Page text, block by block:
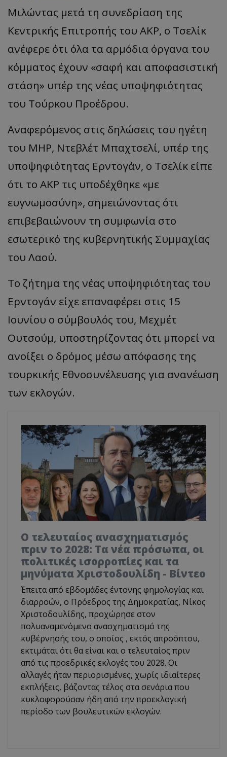
Μιλώντας μετά τη συνεδρίαση της
Κεντρικής Επιτροπής του AKP, ο Τσελίκ
ανέφερε ότι όλα τα αρμόδια όργανα του
κόμματος έχουν «σαφή και αποφασιστική
στάση» υπέρ της νέας υποψηφιότητας
του Τούρκου Προέδρου.
Αναφερόμενος στις δηλώσεις του ηγέτη
του MHP, Ντεβλέτ Μπαχτσελί, υπέρ της
υποψηφιότητας Ερντογάν, ο Τσελίκ είπε
ότι το AKP τις υποδέχθηκε «με
ευγνωμοσύνη», σημειώνοντας ότι
επιβεβαιώνουν τη συμφωνία στο
εσωτερικό της κυβερνητικής Συμμαχίας
του Λαού.
Το ζήτημα της νέας υποψηφιότητας του
Ερντογάν είχε επαναφέρει στις 15
Ιουνίου ο σύμβουλός του, Μεχμέτ
Ουτσούμ, υποστηρίζοντας ότι μπορεί να
ανοίξει ο δρόμος μέσω απόφασης της
τουρκικής Εθνοσυνέλευσης για ανανέωση
των εκλογών.
Ο τελευταίος ανασχηματισμός
πριν το 2028: Τα νέα πρόσωπα, οι
πολιτικές ισορροπίες και τα
μηνύματα Χριστοδουλίδη - Βίντεο
Έπειτα από εβδομάδες έντονης φημολογίας και
διαρροών, ο Πρόεδρος της Δημοκρατίας, Νίκος
Χριστοδουλίδης, προχώρησε στον
πολυαναμενόμενο ανασχηματισμό της
κυβέρνησής του, ο οποίος , εκτός απροόπτου,
εκτιμάται ότι θα είναι και ο τελευταίος πριν
από τις προεδρικές εκλογές του 2028. Οι
αλλαγές ήταν περιορισμένες, χωρίς ιδιαίτερες
εκπλήξεις, βάζοντας τέλος στα σενάρια που
κυκλοφορούσαν ήδη από την προεκλογική
περίοδο των βουλευτικών εκλογών.